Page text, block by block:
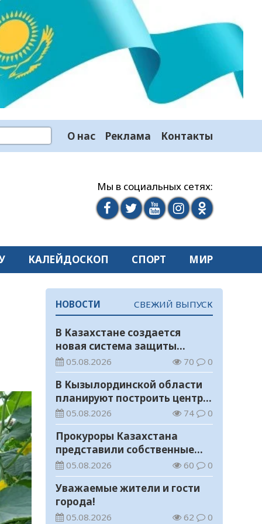
О нас Реклама Контакты
Мы в социальных сетях:
КАЛЕЙДОСКОП СПОРТ МИР
НОВОСТИ СВЕЖИЙ ВЫПУСК
В Казахстане создается
новая система защиты
средств ОСМС от
необоснованных выплат
05.08.2026 70 0
В Кызылординской области
планируют построить центр
цифровизации
05.08.2026 74 0
Прокуроры Казахстана
представили собственные
ИИ-разработки мировому
эксперту Кай-Фу Ли
05.08.2026 60 0
Уважаемые жители и гости
города!
05.08.2026 62 0